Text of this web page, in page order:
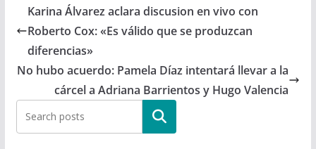
Karina Álvarez aclara discusion en vivo con
Roberto Cox: «Es válido que se produzcan
diferencias»
No hubo acuerdo: Pamela Díaz intentará llevar a la
cárcel a Adriana Barrientos y Hugo Valencia
Buscar